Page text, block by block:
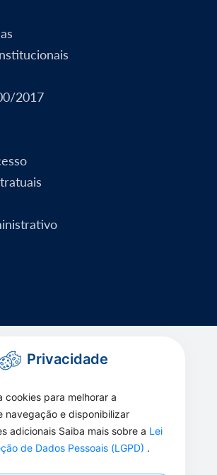
2017
Privacidade
cookies para melhorar a
navegação e disponibilizar
adicionais Saiba mais sobre a Lei
de Dados Pessoais (LGPD) .